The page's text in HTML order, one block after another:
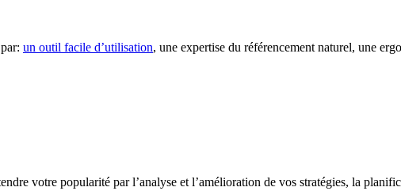
un outil facile d’utilisation, une expertise du référencement naturel, une
votre popularité par l’analyse et l’amélioration de vos stratégies, la